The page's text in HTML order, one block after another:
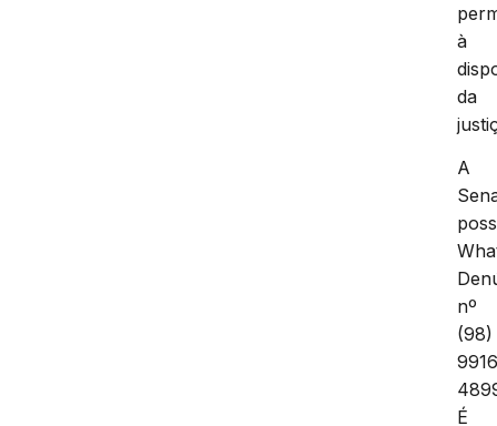
à
da
A
nº
(98)
É